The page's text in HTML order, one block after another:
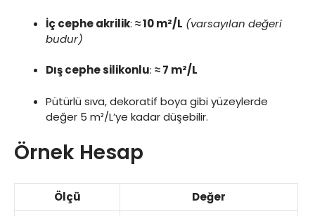
İç cephe akrilik: ≈ 10 m²/L (varsayılan değeri
budur)
Dış cephe silikonlu: ≈ 7 m²/L
Pütürlü sıva, dekoratif boya gibi yüzeylerde
değer 5 m²/L’ye kadar düşebilir.
Örnek Hesap
Ölçü
Değer